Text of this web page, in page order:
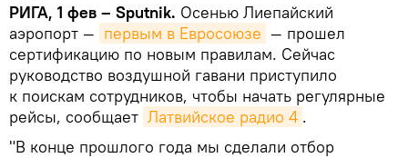
РИГА, 1 фев – Sputnik. Осенью Лиепайский
аэропорт — первым в Евросоюзе — прошел
сертификацию по новым правилам. Сейчас
руководство воздушной гавани приступило
к поискам сотрудников, чтобы начать регулярные
рейсы, сообщает Латвийское радио 4 .
"В конце прошлого года мы сделали отбор